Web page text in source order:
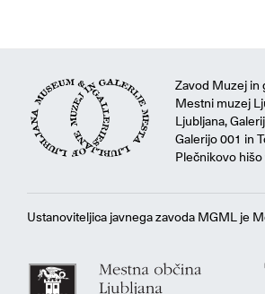
Zavod Muzej in
Mestni muzej
Ljubljana,
Galerijo 001 in
Plečnikovo
Ustanoviteljica javnega zavoda MGML je